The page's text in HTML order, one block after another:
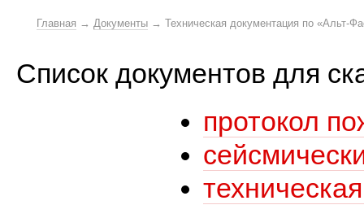
Главная Документы Техническая документация по «Альт-
Список документов для
протокол